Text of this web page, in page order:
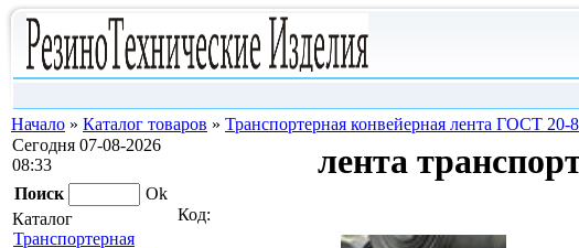
Начало » Каталог товаров » Транспортерная конвейерная лента ГОСТ 20-
Сегодня 07-08-2026
08:33
Поиск
Ok
Каталог
Транспортерная
лента
Код: